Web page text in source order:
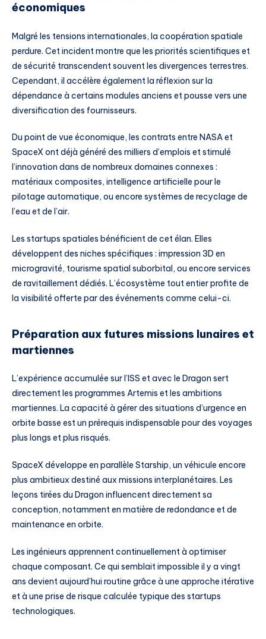
économiques
Malgré les tensions internationales, la coopération spatiale
perdure. Cet incident montre que les priorités scientifiques et
de sécurité transcendent souvent les divergences terrestres.
Cependant, il accélère également la réflexion sur la
dépendance à certains modules anciens et pousse vers une
diversification des fournisseurs.
Du point de vue économique, les contrats entre NASA et
SpaceX ont déjà généré des milliers d’emplois et stimulé
l’innovation dans de nombreux domaines connexes :
matériaux composites, intelligence artificielle pour le
pilotage automatique, ou encore systèmes de recyclage de
l’eau et de l’air.
Les startups spatiales bénéficient de cet élan. Elles
développent des niches spécifiques : impression 3D en
microgravité, tourisme spatial suborbital, ou encore services
de ravitaillement dédiés. L’écosystème tout entier profite de
la visibilité offerte par des événements comme celui-ci.
Préparation aux futures missions lunaires et
martiennes
L’expérience accumulée sur l’ISS et avec le Dragon sert
directement les programmes Artemis et les ambitions
martiennes. La capacité à gérer des situations d’urgence en
orbite basse est un prérequis indispensable pour des voyages
plus longs et plus risqués.
SpaceX développe en parallèle Starship, un véhicule encore
plus ambitieux destiné aux missions interplanétaires. Les
leçons tirées du Dragon influencent directement sa
conception, notamment en matière de redondance et de
maintenance en orbite.
Les ingénieurs apprennent continuellement à optimiser
chaque composant. Ce qui semblait impossible il y a vingt
ans devient aujourd’hui routine grâce à une approche itérative
et à une prise de risque calculée typique des startups
technologiques.